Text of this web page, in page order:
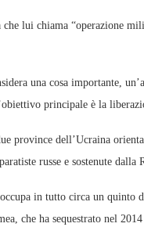
lui chiama “operazione
una cosa importante,
principale è la
province dell’Ucraina
russe e sostenute
in tutto circa un quinto
che ha sequestrato nel